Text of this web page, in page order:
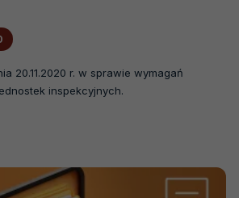
20.11.2020 r. w sprawie wymagań
inspekcyjnych.